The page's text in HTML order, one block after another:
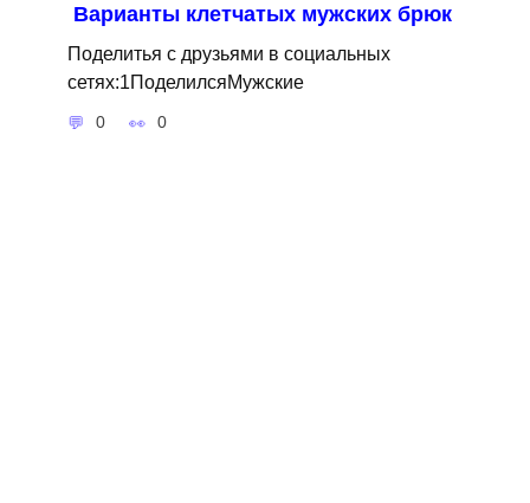
Варианты клетчатых мужских брюк
Поделитья с друзьями в социальных
сетях:1ПоделилсяМужские
0 0